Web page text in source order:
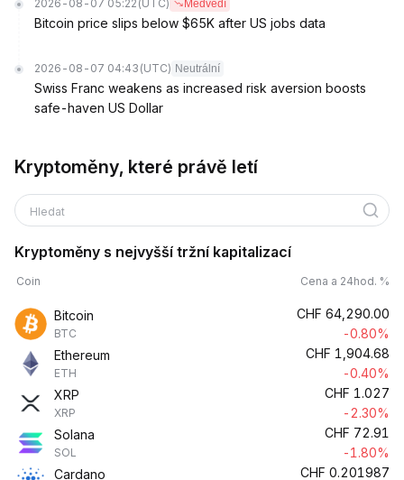
2026-08-07 05:22 (UTC) Medvědí
Bitcoin price slips below $65K after US jobs data
2026-08-07 04:43 (UTC) Neutrální
Swiss Franc weakens as increased risk aversion boosts
safe-haven US Dollar
Kryptoměny, které právě letí
Hledat
Kryptoměny s nejvyšší tržní kapitalizací
Coin Cena a 24hod. %
Bitcoin
BTC
CHF 64,290.00
-0.80%
Ethereum
ETH
CHF 1,904.68
-0.40%
XRP
XRP
CHF 1.027
-2.30%
Solana
SOL
CHF 72.91
-1.80%
Cardano
CHF 0.201987